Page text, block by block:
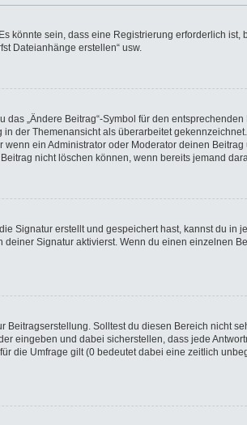
könnte sein, dass eine Registrierung erforderlich ist,
Dateianhänge erstellen“ usw.
„Ändere Beitrag“-Symbol für den entsprechenden
der Themenansicht als überarbeitet
ein Administrator oder Moderator deinen Beitrag
nicht löschen können, wenn bereits jemand
Signatur erstellt und gespeichert hast, kannst du in
Signatur aktivierst. Wenn du einen einzelnen
Beitragserstellung. Solltest du diesen Bereich nicht
eingeben und dabei sicherstellen, dass jede
die Umfrage gilt (0 bedeutet dabei eine zeitlich